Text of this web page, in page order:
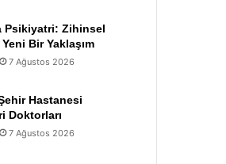
Psikiyatri: Zihinsel
Bir Yaklaşım
7 Ağustos 2026
Hastanesi
Doktorları
7 Ağustos 2026